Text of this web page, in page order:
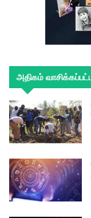
அதிகம்